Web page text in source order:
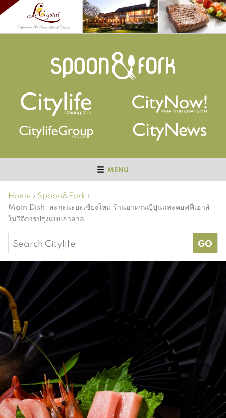
MENU
Home › Spoon&Fork ›
Main Dish: สะกะนะยะเชียงใหม่ ร้านอาหารญี่ปุ่นและคอฟฟี่เฮาส์
ในวิถีการปรุงแบบฮาลาล
Search
for: